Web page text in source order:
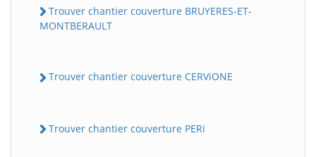
Trouver chantier couverture BRUYERES-ET-
MONTBERAULT
Trouver chantier couverture CERViONE
Trouver chantier couverture PERi